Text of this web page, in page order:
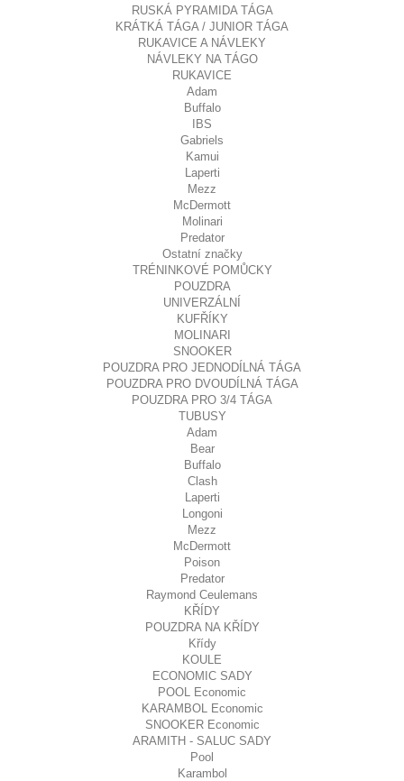
RUSKÁ PYRAMIDA TÁGA
KRÁTKÁ TÁGA / JUNIOR TÁGA
RUKAVICE A NÁVLEKY
NÁVLEKY NA TÁGO
RUKAVICE
Adam
Buffalo
IBS
Gabriels
Kamui
Laperti
Mezz
McDermott
Molinari
Predator
Ostatní značky
TRÉNINKOVÉ POMŮCKY
POUZDRA
UNIVERZÁLNÍ
KUFŘÍKY
MOLINARI
SNOOKER
POUZDRA PRO JEDNODÍLNÁ TÁGA
POUZDRA PRO DVOUDÍLNÁ TÁGA
POUZDRA PRO 3/4 TÁGA
TUBUSY
Adam
Bear
Buffalo
Clash
Laperti
Longoni
Mezz
McDermott
Poison
Predator
Raymond Ceulemans
KŘÍDY
POUZDRA NA KŘÍDY
Křídy
KOULE
ECONOMIC SADY
POOL Economic
KARAMBOL Economic
SNOOKER Economic
ARAMITH - SALUC SADY
Pool
Karambol